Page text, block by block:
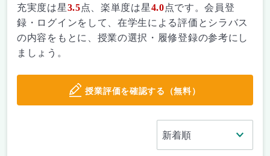
充実度は星3.5点、楽単度は星4.0点です。会員登
録・ログインをして、在学生による評価とシラバス
の内容をもとに、授業の選択・履修登録の参考にし
ましょう。
授業評価を確認する（無料）